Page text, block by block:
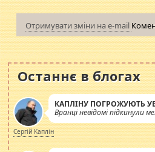
Отримувати зміни на e-mail
Останнє в блогах
КАПЛІНУ ПОГРОЖУЮТЬ
Вранці невідомі підкинули
Сергій Каплін